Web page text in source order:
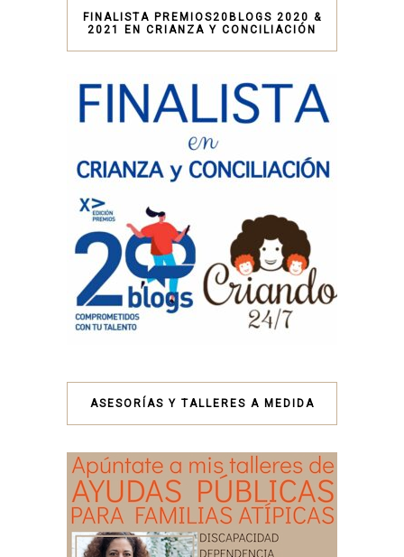
FINALISTA PREMIOS20BLOGS 2020 &
2021 EN CRIANZA Y CONCILIACIÓN
ASESORÍAS Y TALLERES A MEDIDA